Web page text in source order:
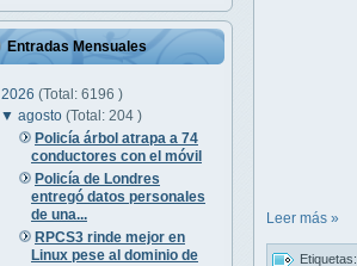
Entradas Mensuales
2026 (Total: 6196 )
▼agosto(Total: 204 )
Policía árbol atrapa a 74
conductores con el móvil
Policía de Londres
entregó datos personales
de una...
RPCS3 rinde mejor en
Linux pese al dominio de
Leer más »
Etiquetas: